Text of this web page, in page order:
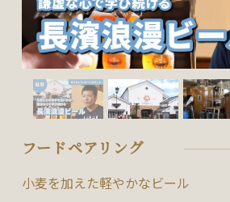
フードペアリング
小麦を加えた軽やかなビール